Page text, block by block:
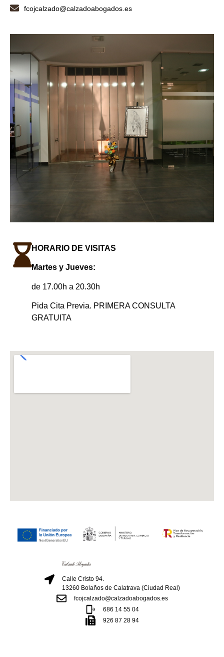
fcojcalzado@calzadoabogados.es
HORARIO DE VISITAS
Martes y Jueves:
de 17.00h a 20.30h
Pida Cita Previa. PRIMERA CONSULTA
GRATUITA
Calle Cristo 94.
13260 Bolaños de Calatrava (Ciudad Real)
fcojcalzado@calzadoabogados.es
686 14 55 04
926 87 28 94